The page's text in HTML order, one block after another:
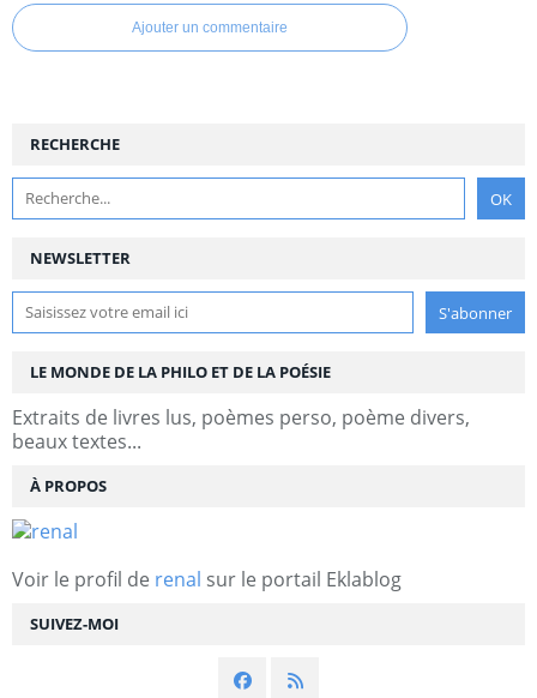
Ajouter un commentaire
NEWSLETTER
SUIVEZ-MOI
RECHERCHE
LE MONDE DE LA PHILO ET DE LA POÉSIE
Extraits de livres lus, poèmes perso, poème divers,
beaux textes...
À PROPOS
Voir le profil de renal sur le portail Eklablog